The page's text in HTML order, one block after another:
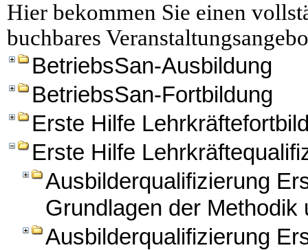
Hier bekommen Sie einen
buchbares
BetriebsSan-Ausbildung
BetriebsSan-Fortbildung
Erste Hilfe
Erste Hilfe
Ausbilderqualifizierung
Grundlagen der Methodik
Ausbilderqualifizierung